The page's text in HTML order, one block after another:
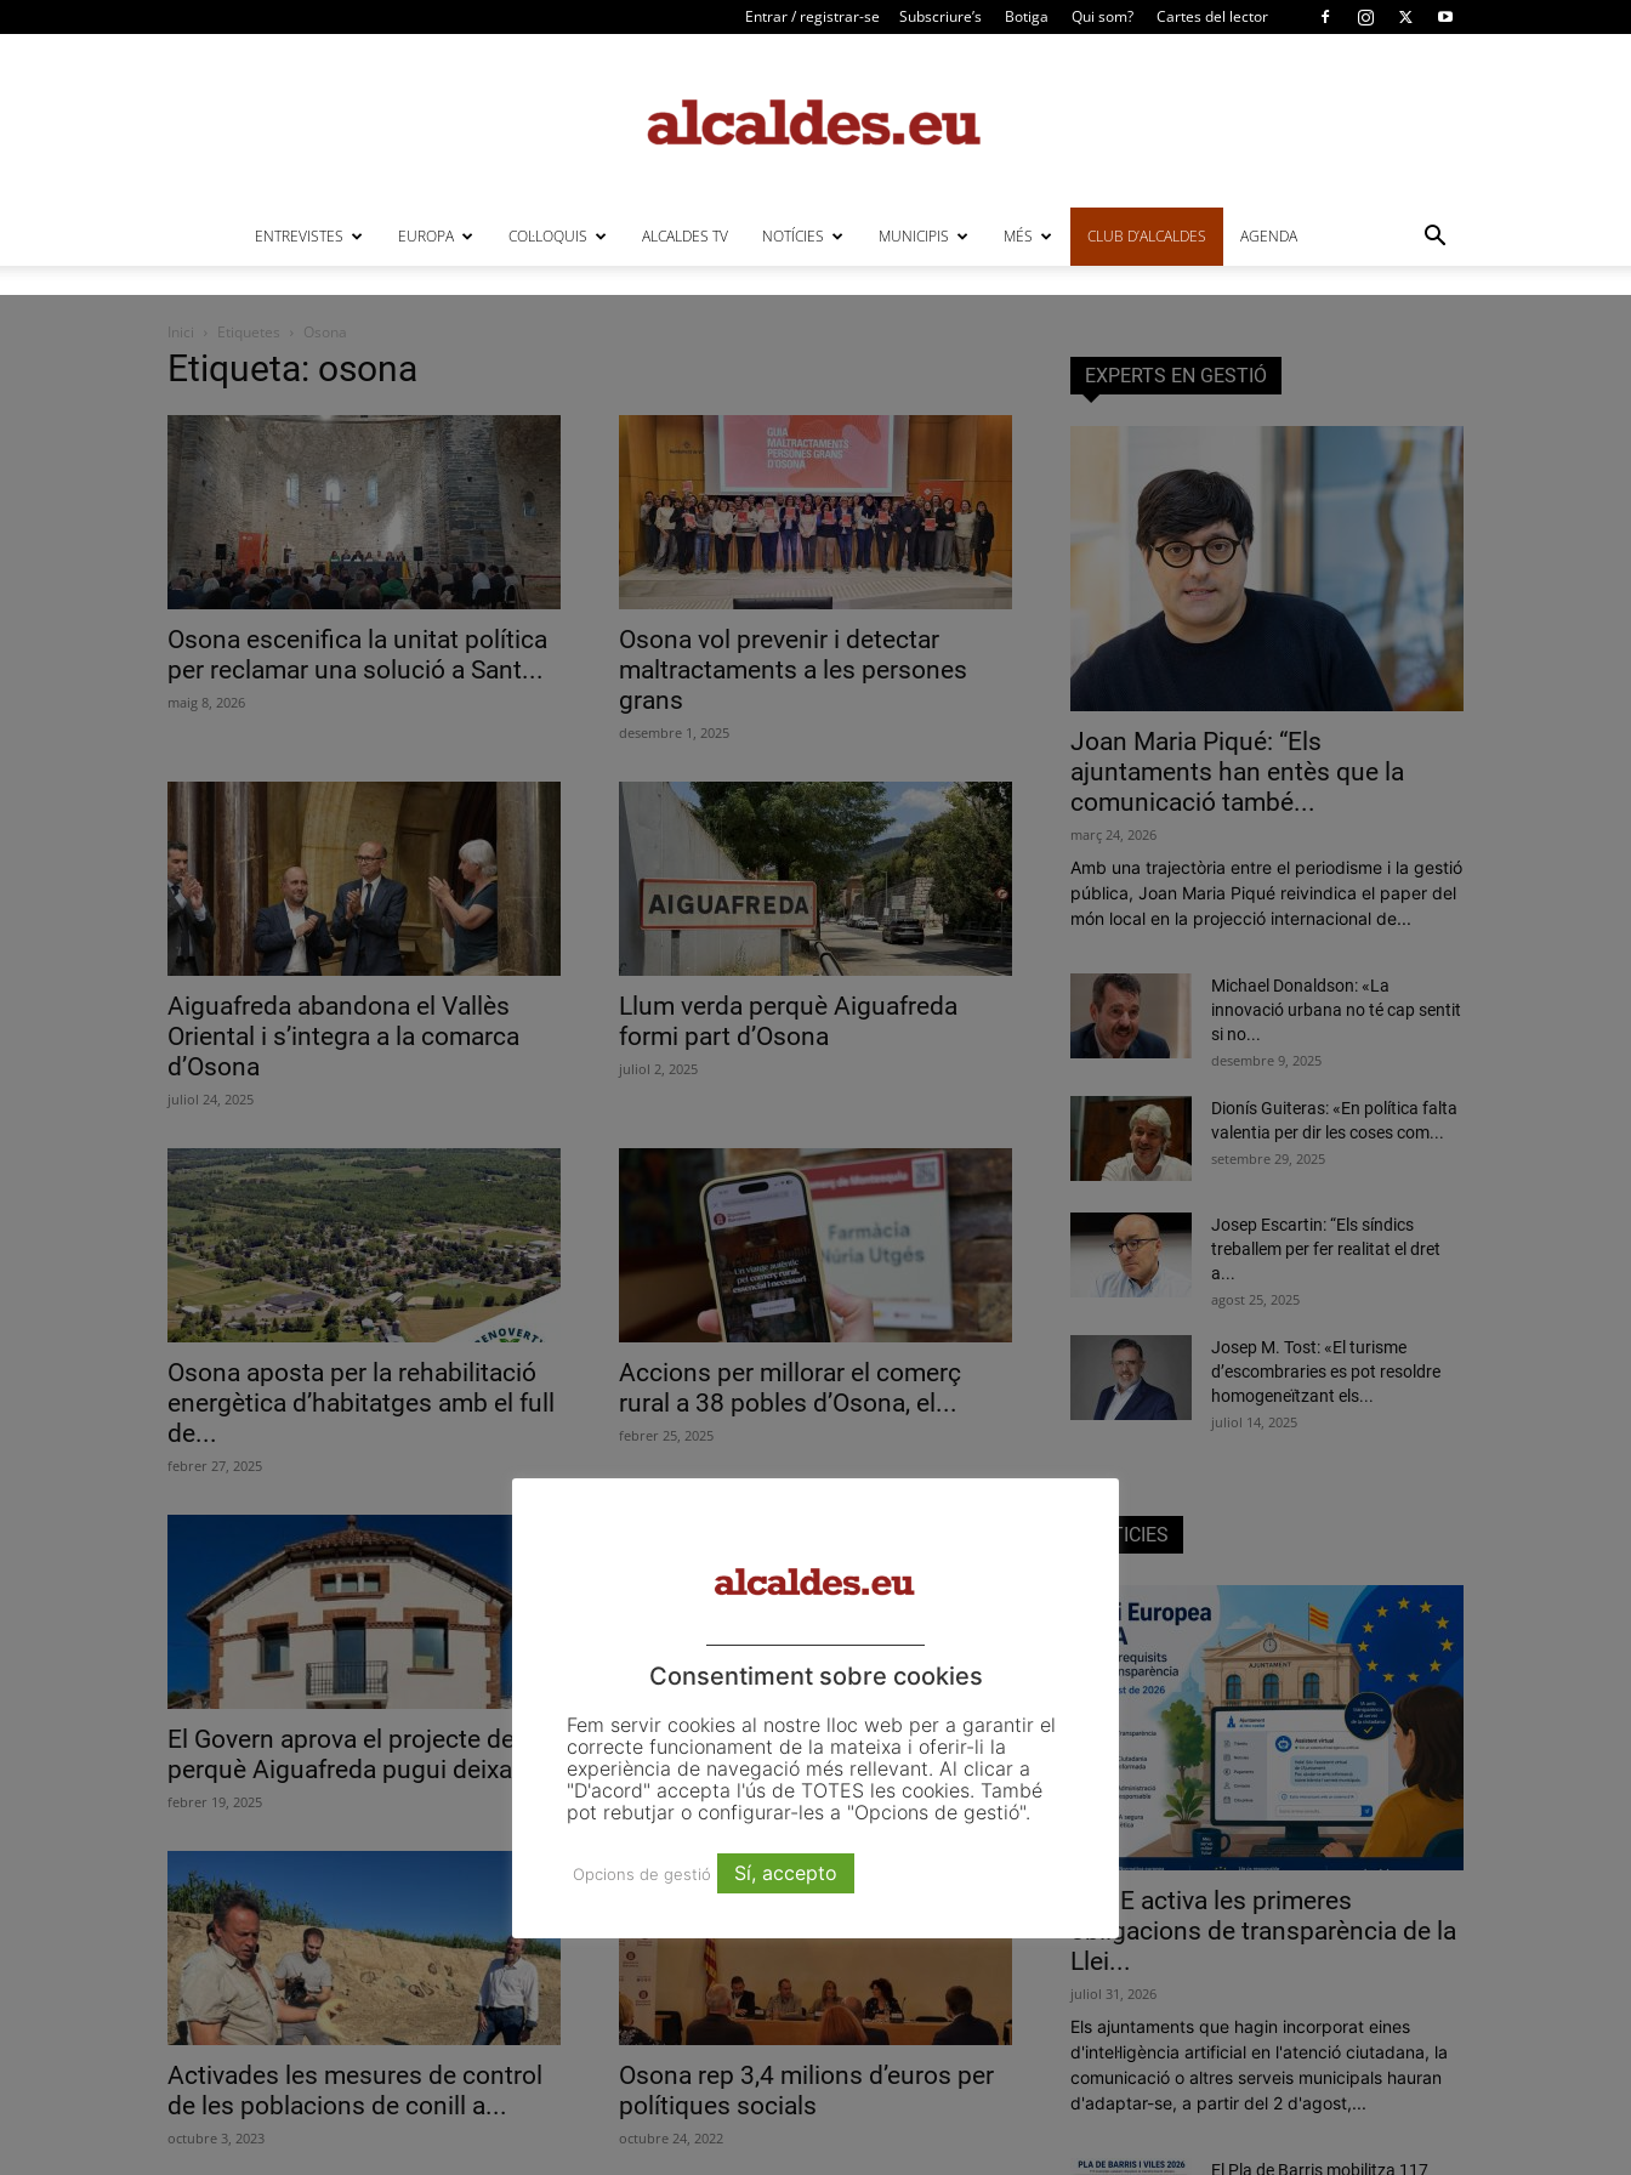
Entrar / registrar-se Subscriure’s Botiga Qui som? Cartes del lector
ENTREVISTES EUROPA COL·LOQUIS ALCALDES TV NOTÍCIES MUNICIPIS MÉS CLUB D’ALCALDES AGENDA
Inici Etiquetes Osona
Etiqueta: osona
Osona escenifica la unitat política
per reclamar una solució a Sant...
maig 8, 2026
Osona vol prevenir i detectar
maltractaments a les persones
grans
desembre 1, 2025
Aiguafreda abandona el Vallès
Oriental i s’integra a la comarca
d’Osona
juliol 24, 2025
Llum verda perquè Aiguafreda
formi part d’Osona
juliol 2, 2025
Osona aposta per la rehabilitació
energètica d’habitatges amb el full
de...
febrer 27, 2025
Accions per millorar el comerç
rural a 38 pobles d’Osona, el...
febrer 25, 2025
El Govern aprova el projecte de llei
perquè Aiguafreda pugui deixar...
febrer 19, 2025
Els veïns d’Olost decideixen deixar
el Lluçanès i tornar a Osona...
octubre 21, 2024
Activades les mesures de control
de les poblacions de conill a...
octubre 3, 2023
Osona rep 3,4 milions d’euros per
polítiques socials
octubre 24, 2022
EXPERTS EN GESTIÓ
Joan Maria Piqué: “Els
ajuntaments han entès que la
comunicació també...
març 24, 2026
Amb una trajectòria entre el periodisme i la gestió
pública, Joan Maria Piqué reivindica el paper del
món local en la projecció internacional de...
Michael Donaldson: «La
innovació urbana no té cap sentit
si no...
desembre 9, 2025
Dionís Guiteras: «En política falta
valentia per dir les coses com...
setembre 29, 2025
Josep Escartin: “Els síndics
treballem per fer realitat el dret
a...
agost 25, 2025
Josep M. Tost: «El turisme
d’escombraries es pot resoldre
homogeneïtzant els...
juliol 14, 2025
NOTICIES
La UE activa les primeres
obligacions de transparència de la
Llei...
juliol 31, 2026
Els ajuntaments que hagin incorporat eines
d'intel·ligència artificial en l'atenció ciutadana, la
comunicació o altres serveis municipals hauran
d'adaptar-se, a partir del 2 d'agost,...
El Pla de Barris mobilitza 117
Consentiment sobre cookies
Fem servir cookies al nostre lloc web per a garantir el
correcte funcionament de la mateixa i oferir-li la
experiència de navegació més rellevant. Al clicar a
"D'acord" accepta l'ús de TOTES les cookies. També
pot rebutjar o configurar-les a "Opcions de gestió".
Opcions de gestió Sí, accepto